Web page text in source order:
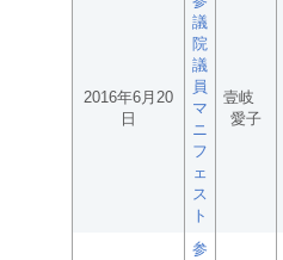
2016年6月20
日
議
院
議
員
マ
ニ
フ
ェ
ス
ト
壹岐
愛子
参